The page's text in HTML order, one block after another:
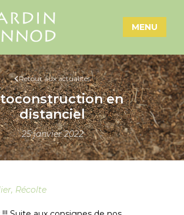
MENU
Retour aux actualités
en
distanciel
25 janvier 2022
, Récolte